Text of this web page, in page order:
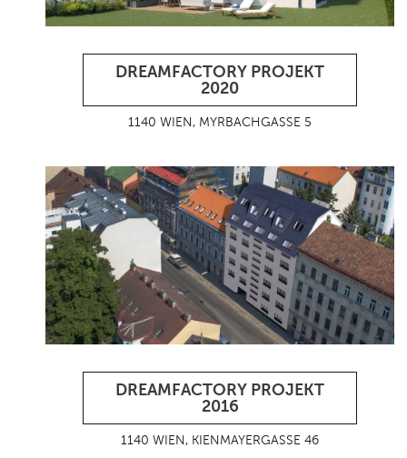
DREAMFACTORY PROJEKT
2020
1140 WIEN, MYRBACHGASSE 5
DREAMFACTORY PROJEKT
2016
1140 WIEN, KIENMAYERGASSE 46